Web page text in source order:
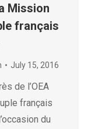
Mission
français
July 15, 2016
de l’OEA
français
du